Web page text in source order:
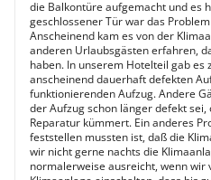
die Balkontüre aufgemacht und es
geschlossener Tür war das
Anscheinend kam es von der
anderen Urlaubsgästen erfahren,
haben. In unserem Hotelteil gab es
anscheinend dauerhaft defekten
funktionierenden Aufzug. Andere
der Aufzug schon länger defekt
Reparatur kümmert. Ein anderes
feststellen mussten ist, daß die
wir nicht gerne nachts die
normalerweise ausreicht, wenn wir